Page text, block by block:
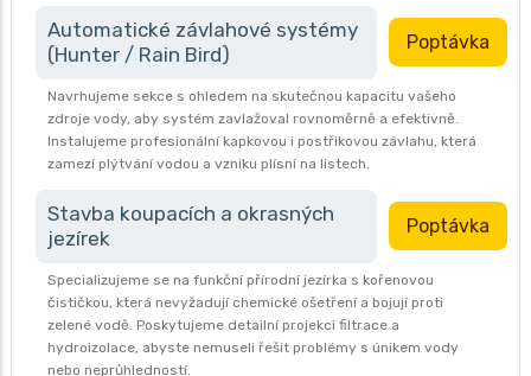
Automatické závlahové systémy
(Hunter / Rain Bird)
Poptávka
Navrhujeme sekce s ohledem na skutečnou kapacitu vašeho
zdroje vody, aby systém zavlažoval rovnoměrně a efektivně.
Instalujeme profesionální kapkovou i postřikovou závlahu, která
zamezí plýtvání vodou a vzniku plísní na listech.
Stavba koupacích a okrasných
jezírek
Poptávka
Specializujeme se na funkční přírodní jezírka s kořenovou
čističkou, která nevyžadují chemické ošetření a bojují proti
zelené vodě. Poskytujeme detailní projekci filtrace a
hydroizolace, abyste nemuseli řešit problémy s únikem vody
nebo neprůhledností.